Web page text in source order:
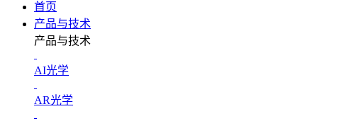
首页
产品与技术
产品与技术
AI光学
AR光学